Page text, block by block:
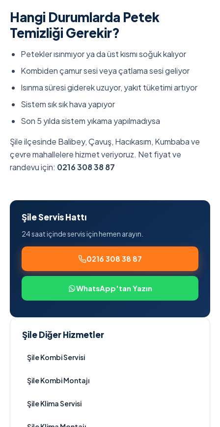
Hangi Durumlarda Petek
Temizliği Gerekir?
Petekler ısınmıyor ya da üst kısmı soğuk kalıyor
Kombiden çamur sesi veya çatlama sesi geliyor
Isınma süresi giderek uzuyor, yakıt tüketimi artıyor
Sistem sık sık hava yapıyor
Son 5 yılda sistem yıkama yapılmadıysa
Şile ilçesinde Balibey, Çavuş, Hacıkasım, Kumbaba ve
çevre mahallelere hizmet veriyoruz. Net fiyat ve
randevu için: 0216 308 38 87
Şile Servis Hattı
24 saat içinde servis için hemen arayın.
0216 308 38 87
WhatsApp'tan Yazın
Şile Diğer Hizmetler
Şile Kombi Servisi
Şile Kombi Montajı
Şile Klima Servisi